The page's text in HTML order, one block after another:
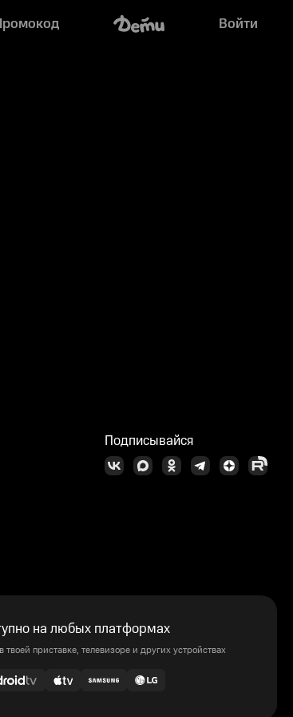
Войти
Подписывайся
на любых платформах
приставке, телевизоре и других устройствах